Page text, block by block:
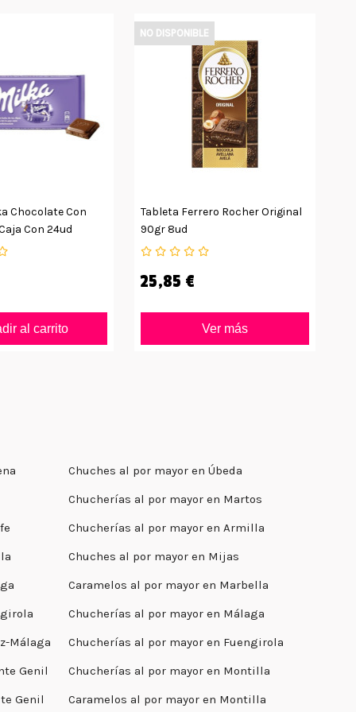
Chocolate Con
Con 24ud
al carrito
Tableta Ferrero Rocher Original
90gr 8ud
25,85 €
Ver más
NO DISPONIBLE
Chuches al por mayor en Úbeda
Chucherías al por mayor en Martos
Chucherías al por mayor en Armilla
Chuches al por mayor en Mijas
Caramelos al por mayor en Marbella
Chucherías al por mayor en Málaga
Málaga
Chucherías al por mayor en Fuengirola
Genil
Chucherías al por mayor en Montilla
Genil
Caramelos al por mayor en Montilla